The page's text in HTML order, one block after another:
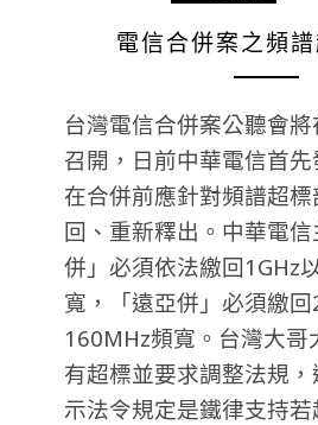
電信合併案之頻
台灣電信合併案公聽會
召開，日前中華電信首
在合併前應針對頻譜超
回、重新釋出。中華電
併」必須依法繳回1GHz
寬，「遠亞併」必須繳回
160MHz頻寬。台灣大哥
有超標並要求調整法規
示法令規定是鐵律支持